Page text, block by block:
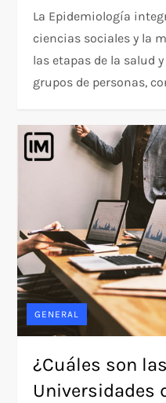
La Epidemiología
ciencias sociales y la
las etapas de la salud
grupos de personas,
GENERAL
¿Cuáles son
Universidades